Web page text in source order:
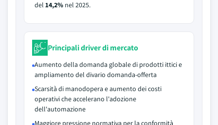
del 14,2% nel 2025.
Principali driver di mercato
Aumento della domanda globale di prodotti ittici e
ampliamento del divario domanda-offerta
Scarsità di manodopera e aumento dei costi
operativi che accelerano l'adozione
dell'automazione
Maggiore pressione normativa per la conformità